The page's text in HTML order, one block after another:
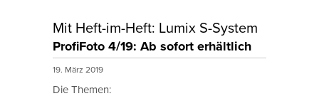
Mit Heft-im-Heft: Lumix S-System
ProfiFoto 4/19: Ab sofort erhältlich
19. März 2019
Die Themen: